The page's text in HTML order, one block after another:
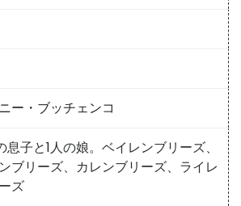
ー・ブッチェンコ
息子と1人の娘。ベイレンブリーズ、
ブリーズ、カレンブリーズ、ライレ
ズ